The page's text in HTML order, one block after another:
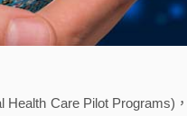
Care Pilot Programs)